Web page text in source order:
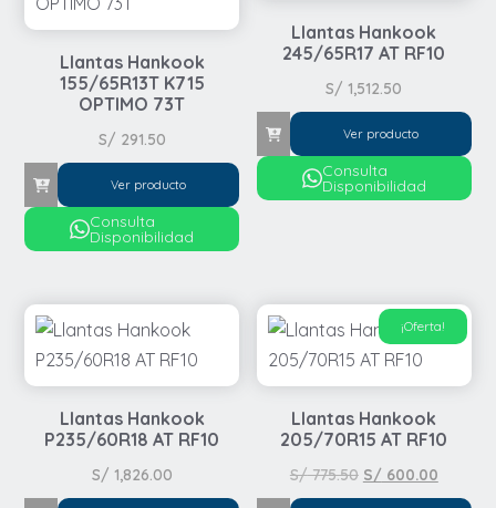
Llantas Hankook
155/65R13T K715
OPTIMO 73T
S/ 291.50
Ver producto
Consulta
Disponibilidad
Llantas Hankook
245/65R17 AT RF10
S/ 1,512.50
Ver producto
Consulta
Disponibilidad
Llantas Hankook
P235/60R18 AT RF10
S/ 1,826.00
¡Oferta!
Llantas Hankook
205/70R15 AT RF10
S/775.50 El
precio
S/600.00El
precio